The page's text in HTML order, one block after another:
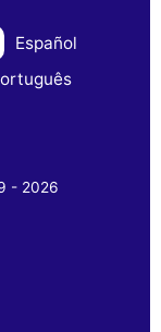
Español
- 2026